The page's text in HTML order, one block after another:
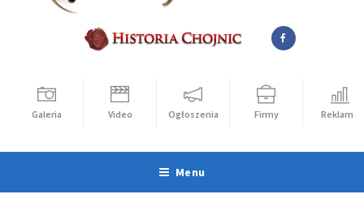
Galeria Video Ogłoszenia Firmy Reklama
Menu